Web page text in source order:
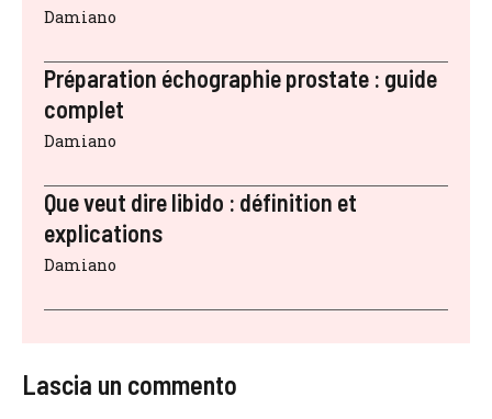
Damiano
Préparation échographie prostate : guide
complet
Damiano
Que veut dire libido : définition et
explications
Damiano
Lascia un commento